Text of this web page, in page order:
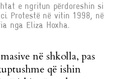
e ngritun përdoreshin si
Protestë në vitin 1998, në
nga Eliza Hoxha.
në shkolla, pas
që ishin